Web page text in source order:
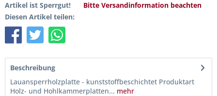
Artikel ist Sperrgut!
Bitte Versandinformation beachten
Diesen Artikel teilen:
Beschreibung
Lauansperrholzplatte - kunststoffbeschichtet Produktart
Holz- und Hohlkammerplatten... mehr